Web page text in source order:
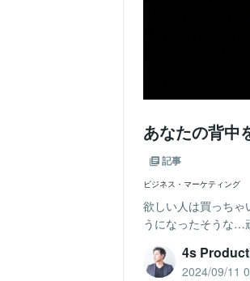
あなたの背中
記事
ビジネス・マーケティング
欲しい人は買っち
うになったそうな…
4s
2024/09/11